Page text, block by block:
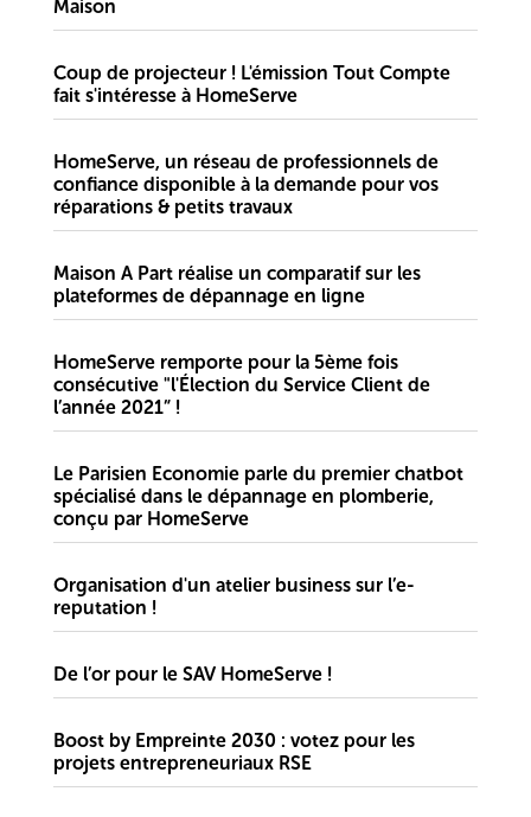
Maison
Coup de projecteur ! L'émission Tout Compte
fait s'intéresse à HomeServe
HomeServe, un réseau de professionnels de
confiance disponible à la demande pour vos
réparations & petits travaux
Maison A Part réalise un comparatif sur les
plateformes de dépannage en ligne
HomeServe remporte pour la 5ème fois
consécutive "l'Élection du Service Client de
l’année 2021” !
Le Parisien Economie parle du premier chatbot
spécialisé dans le dépannage en plomberie,
conçu par HomeServe
Organisation d'un atelier business sur l’e-
reputation !
De l’or pour le SAV HomeServe !
Boost by Empreinte 2030 : votez pour les
projets entrepreneuriaux RSE